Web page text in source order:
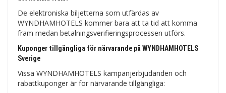
De elektroniska biljetterna som utfärdas av
WYNDHAMHOTELS kommer bara att ta tid att komma
fram medan betalningsverifieringsprocessen utförs.
Kuponger tillgängliga för närvarande på WYNDHAMHOTELS
Sverige
Vissa WYNDHAMHOTELS kampanjerbjudanden och
rabattkuponger är för närvarande tillgängliga: